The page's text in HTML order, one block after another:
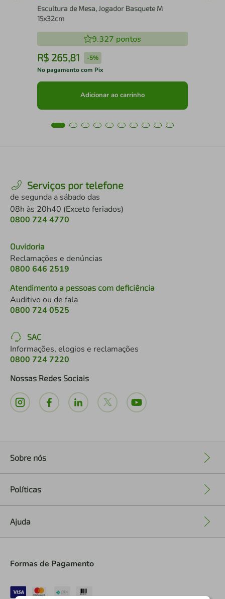
Escultura de Mesa, Jogador Basquete M
15x32cm
9.327 pontos
R$ 265,81 -5%
No pagamento com Pix
Adicionar ao carrinho
Serviços por telefone
de segunda a sábado das
08h às 20h40 (Exceto feriados)
0800 724 4770
Ouvidoria
Reclamações e denúncias
0800 646 2519
Atendimento a pessoas com deficiência
Auditivo ou de fala
0800 724 0525
SAC
Informações, elogios e reclamações
0800 724 7220
Nossas Redes Sociais
Sobre nós
Políticas
Ajuda
Formas de Pagamento